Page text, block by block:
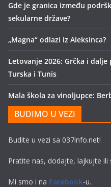
Gde je granica između
sekularne države?
„Magna“ odlazi iz Aleksinca?
Letovanje 2026: Grčka i
Turska i Tunis
Mala škola za vinoljupce:
BUDIMO U VEZI
Budite u vezi sa 037info.net!
Pratite nas, dodajte, lajkujte ili
Mi smo i na Facebook-u.